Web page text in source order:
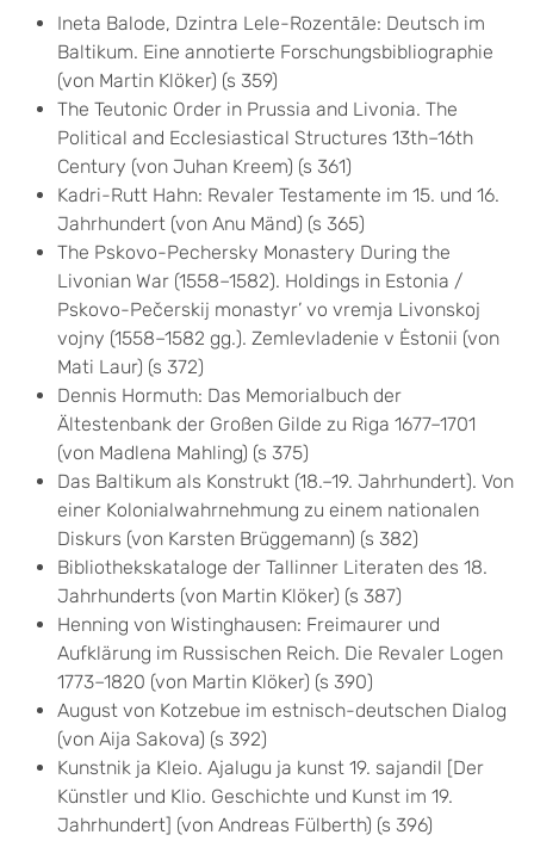
Ineta Balode, Dzintra Lele-Rozentāle: Deutsch im
Baltikum. Eine annotierte Forschungsbibliographie
(von Martin Klöker) (s 359)
The Teutonic Order in Prussia and Livonia. The
Political and Ecclesiastical Structures 13th–16th
Century (von Juhan Kreem) (s 361)
Kadri-Rutt Hahn: Revaler Testamente im 15. und 16.
Jahrhundert (von Anu Mänd) (s 365)
The Pskovo-Pechersky Monastery During the
Livonian War (1558–1582). Holdings in Estonia /
Pskovo-Pečerskij monastyr’ vo vremja Livonskoj
vojny (1558–1582 gg.). Zemlevladenie v Ėstonii (von
Mati Laur) (s 372)
Dennis Hormuth: Das Memorialbuch der
Ältestenbank der Großen Gilde zu Riga 1677–1701
(von Madlena Mahling) (s 375)
Das Baltikum als Konstrukt (18.–19. Jahrhundert). Von
einer Kolonialwahrnehmung zu einem nationalen
Diskurs (von Karsten Brüggemann) (s 382)
Bibliothekskataloge der Tallinner Literaten des 18.
Jahrhunderts (von Martin Klöker) (s 387)
Henning von Wistinghausen: Freimaurer und
Aufklärung im Russischen Reich. Die Revaler Logen
1773–1820 (von Martin Klöker) (s 390)
August von Kotzebue im estnisch-deutschen Dialog
(von Aija Sakova) (s 392)
Kunstnik ja Kleio. Ajalugu ja kunst 19. sajandil [Der
Künstler und Klio. Geschichte und Kunst im 19.
Jahrhundert] (von Andreas Fülberth) (s 396)